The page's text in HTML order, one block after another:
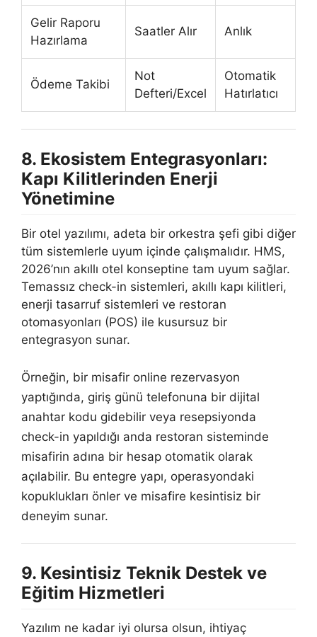
Gelir Raporu
Hazırlama
Saatler Alır Anlık
Ödeme Takibi
Not
Defteri/Excel
Otomatik
Hatırlatıcı
8. Ekosistem Entegrasyonları:
Kapı Kilitlerinden Enerji
Yönetimine
Bir otel yazılımı, adeta bir orkestra şefi gibi diğer
tüm sistemlerle uyum içinde çalışmalıdır. HMS,
2026’nın akıllı otel konseptine tam uyum sağlar.
Temassız check-in sistemleri, akıllı kapı kilitleri,
enerji tasarruf sistemleri ve restoran
otomasyonları (POS) ile kusursuz bir
entegrasyon sunar.
Örneğin, bir misafir online rezervasyon
yaptığında, giriş günü telefonuna bir dijital
anahtar kodu gidebilir veya resepsiyonda
check-in yapıldığı anda restoran sisteminde
misafirin adına bir hesap otomatik olarak
açılabilir. Bu entegre yapı, operasyondaki
kopuklukları önler ve misafire kesintisiz bir
deneyim sunar.
9. Kesintisiz Teknik Destek ve
Eğitim Hizmetleri
Yazılım ne kadar iyi olursa olsun, ihtiyaç